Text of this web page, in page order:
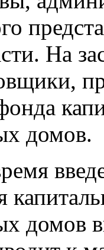
На
домов.
домов